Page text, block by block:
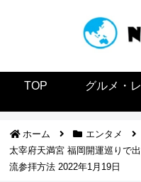
TOP グルメ・
ホーム エンタメ
太宰府天満宮 福岡開運巡りで
流参拝方法 2022年1月19日